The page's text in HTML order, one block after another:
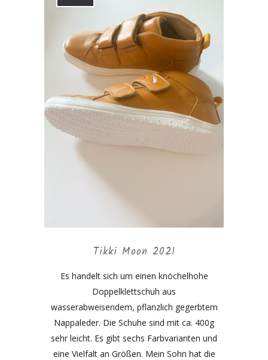
Tikki Moon 2021
Es handelt sich um einen knöchelhohe
Doppelklettschuh aus
wasserabweisendem, pflanzlich gegerbtem
Nappaleder. Die Schuhe sind mit ca. 400g
sehr leicht. Es gibt sechs Farbvarianten und
eine Vielfalt an Größen. Mein Sohn hat die